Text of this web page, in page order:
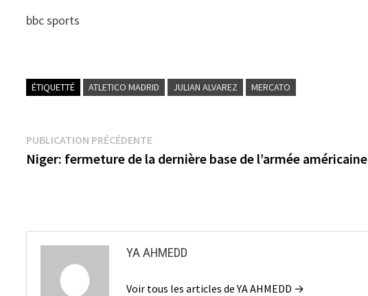
bbc sports
ÉTIQUETTÉ ATLETICO MADRID JULIAN ALVAREZ MERCATO
Navigation
de
PUBLICATION PRÉCÉDENTEPublication
précédente :
Niger: fermeture de la dernière base de l’armée américaine
YA AHMEDD
Voir tous les articles de YA AHMEDD →